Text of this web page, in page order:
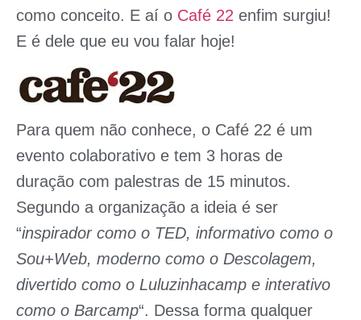
como conceito. E aí o Café 22 enfim surgiu!
E é dele que eu vou falar hoje!
Para quem não conhece, o Café 22 é um
evento colaborativo e tem 3 horas de
duração com palestras de 15 minutos.
Segundo a organização a ideia é ser
“inspirador como o TED, informativo como o
Sou+Web, moderno como o Descolagem,
divertido como o Luluzinhacamp e interativo
como o Barcamp“. Dessa forma qualquer